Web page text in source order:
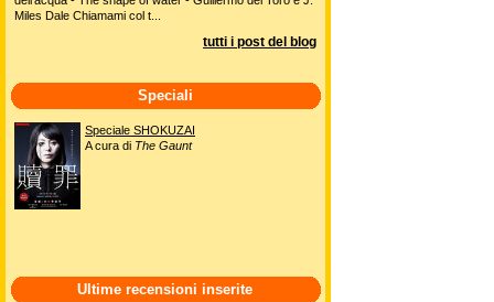
Miles Dale Chiamami col t...
tutti i post del blog
Speciali
Speciale SHOKUZAI
A cura di The Gaunt
Ultime recensioni inserite